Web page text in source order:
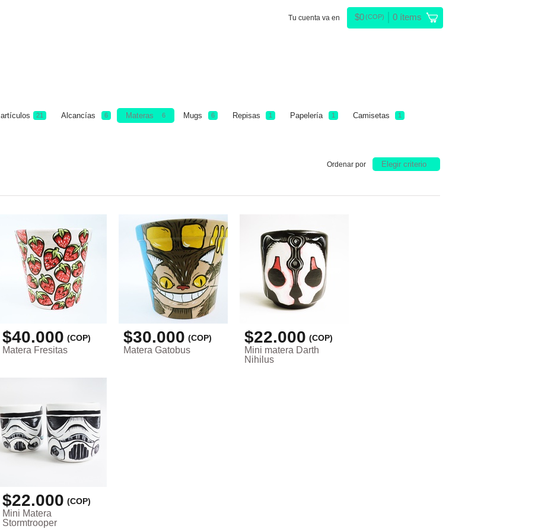
Tu cuenta va en $0(COP) 0 ítems
artículos 21 Alcancías 6 Materas 6 Mugs 6 Repisas 1 Papelería 1 Camisetas 1
Ordenar por Elegir criterio
$40.000(COP)
Matera Fresitas
$30.000(COP)
Matera Gatobus
$22.000(COP)
Mini matera Darth
Nihilus
$22.000(COP)
Mini Matera
Stormtrooper